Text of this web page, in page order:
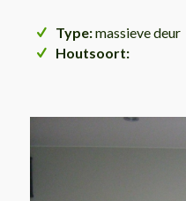
Type:massieve deur
Houtsoort: